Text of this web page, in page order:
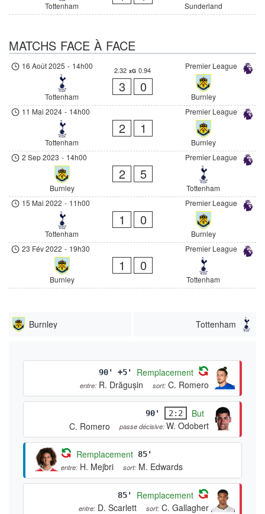
Tottenham Sunderland
MATCHS FACE À FACE
Premier League
16 Août 2025 - 14h00
Tottenham
2.32 xG 0.94
3 0
Burnley
Premier League
11 Mai 2024 - 14h00
Tottenham
2 1
Burnley
Premier League
2 Sep 2023 - 14h00
Burnley
2 5
Tottenham
Premier League
15 Mai 2022 - 11h00
Tottenham
1 0
Burnley
Premier League
23 Fév 2022 - 19h30
Burnley
1 0
Tottenham
Burnley Tottenham
90' +5' Remplacement
entre: R. Drăgușin sort: C. Romero
90' 2:2
But
C. Romero
passe décisive:W. Odobert
Remplacement 85'
entre: H. Mejbri sort: M. Edwards
85' Remplacement
entre: D. Scarlett sort: C. Gallagher